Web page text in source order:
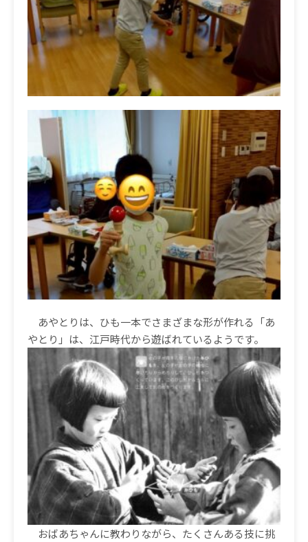
あやとりは、ひも一本でさまざまな形が作れる「あ
やとり」は、江戸時代から遊ばれているようです。
おばあちゃんに教わりながら、たくさんある技に挑